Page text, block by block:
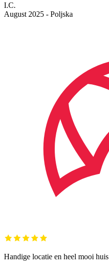
I.C.
August 2025 - Poljska
Handige locatie en heel mooi huis